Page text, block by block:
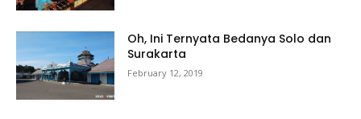
Oh, Ini Ternyata Bedanya Solo dan
Surakarta
February 12, 2019